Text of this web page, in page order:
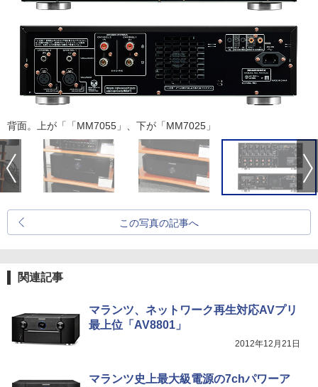
背面。上が「「MM7055」、下が「MM7025」
この写真の記事へ
関連記事
マランツ、ネットワーク再生対応AVプリ
最上位「AV8801」
2012年12月21日
マランツ史上最大級電源の7chパワーア